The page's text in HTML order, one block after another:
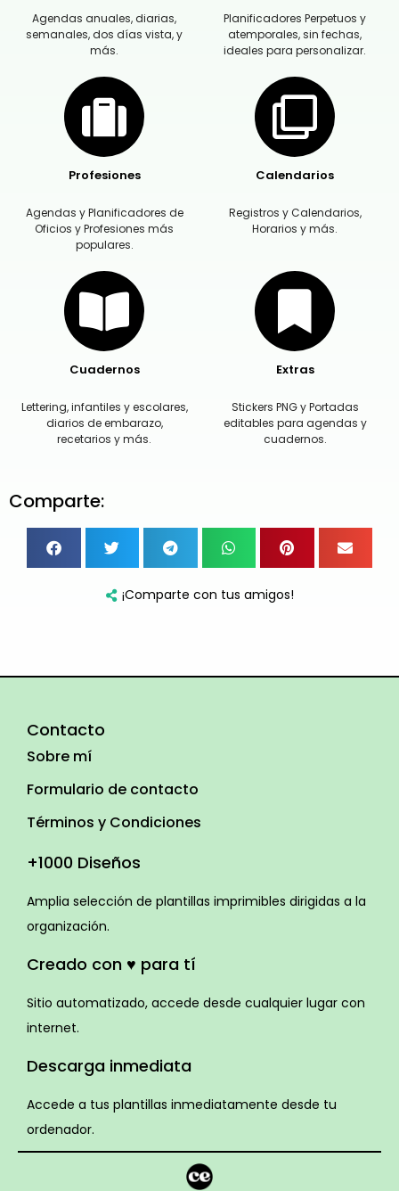
Agendas anuales, diarias,
semanales, dos días vista, y
más.
Planificadores Perpetuos y
atemporales, sin fechas,
ideales para personalizar.
Profesiones
Agendas y Planificadores de
Oficios y Profesiones más
populares.
Calendarios
Registros y Calendarios,
Horarios y más.
Cuadernos
Lettering, infantiles y escolares,
diarios de embarazo,
recetarios y más.
Extras
Stickers PNG y Portadas
editables para agendas y
cuadernos.
Comparte:
¡Comparte con tus amigos!
Contacto
Sobre mí
Formulario de contacto
Términos y Condiciones
+1000 Diseños
Amplia selección de plantillas imprimibles dirigidas a la
organización.
Creado con ♥ para tí
Sitio automatizado, accede desde cualquier lugar con
internet.
Descarga inmediata
Accede a tus plantillas inmediatamente desde tu
ordenador.